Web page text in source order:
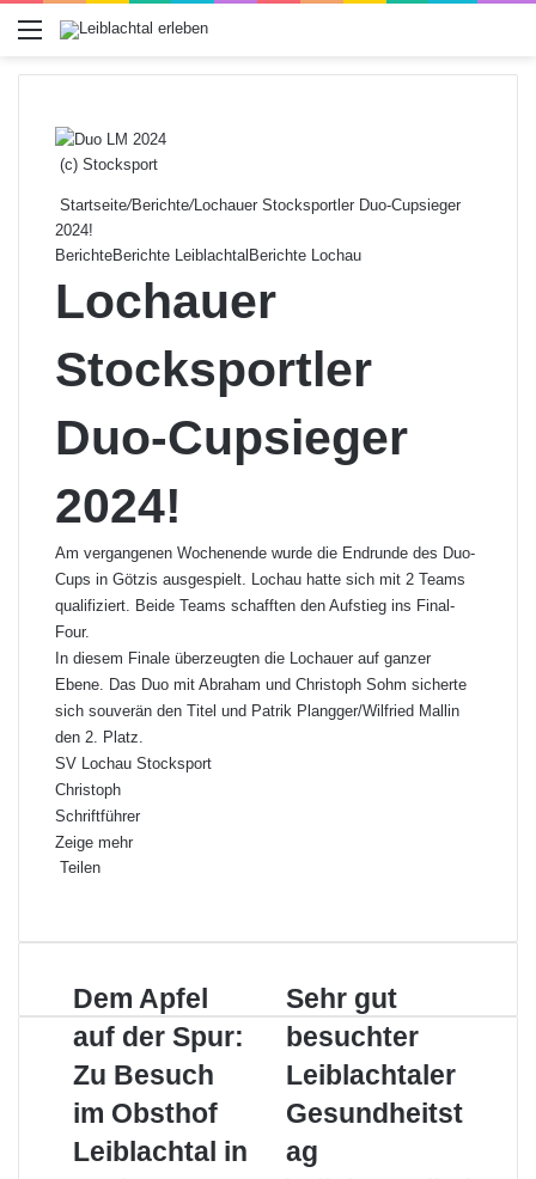
Menü
(c) Stocksport
Startseite/Berichte/Lochauer Stocksportler Duo-Cupsieger
2024!
BerichteBerichte Leiblachtal Berichte Lochau
Lochauer
Stocksportler
Duo-Cupsieger
2024!
Am vergangenen Wochenende wurde die Endrunde des Duo-
Cups in Götzis ausgespielt. Lochau hatte sich mit 2 Teams
qualifiziert. Beide Teams schafften den Aufstieg ins Final-
Four.
In diesem Finale überzeugten die Lochauer auf ganzer
Ebene. Das Duo mit Abraham und Christoph Sohm sicherte
sich souverän den Titel und Patrik Plangger/Wilfried Mallin
den 2. Platz.
SV Lochau Stocksport
Christoph
Schriftführer
Zeige mehr
Teilen
E-
Dem
Apfel
auf
der
Zu
Besuch
im
Dem Apfel
auf der Spur:
Zu Besuch
im Obsthof
Leiblachtal in
Sehr
gut
besuchter
Leiblachtaler
Sehr gut
besuchter
Leiblachtaler
Gesundheitst
ag